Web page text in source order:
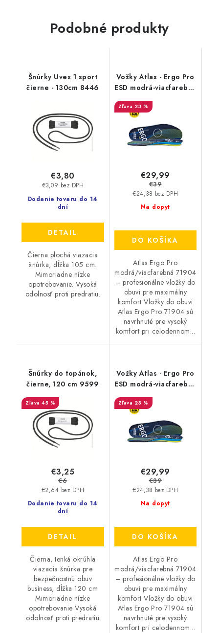
Podobné produkty
Šnúrky Uvex 1 sport
čierne - 130cm 8446
Dodanie tovaru do 14
dní
€3,09 bez DPH
€3,80
DETAIL
Čierna plochá viazacia
šnúrka, dĺžka 105 cm.
Mimoriadne nízke
opotrebovanie. Vysoká
odolnosť proti predratiu.
Vožky Atlas - Ergo Pro
ESD modrá-viacfarebná
47-48 71904
23 %
Na dopyt
€24,38 bez DPH
€29,99
€39
DO KOŠÍKA
Atlas Ergo Pro
modrá/viacfarebná 71904
– profesionálne vložky do
obuvi pre maximálny
komfort Vložky do obuvi
Atlas Ergo Pro 71904 sú
navrhnuté pre vysoký
komfort pri celodennom...
Šnúrky do topánok,
čierne, 120 cm 9599
45 %
Dodanie tovaru do 14
dní
€2,64 bez DPH
€3,25
€6
DETAIL
Čierna, tenká okrúhla
viazacia šnúrka pre
bezpečnostnú obuv
business, dĺžka 120 cm
Mimoriadne nízke
opotrebovanie Vysoká
odolnosť proti predratiu
Vožky Atlas - Ergo Pro
ESD modrá-viacfarebná
44-46 71904
23 %
Na dopyt
€24,38 bez DPH
€29,99
€39
DO KOŠÍKA
Atlas Ergo Pro
modrá/viacfarebná 71904
– profesionálne vložky do
obuvi pre maximálny
komfort Vložky do obuvi
Atlas Ergo Pro 71904 sú
navrhnuté pre vysoký
komfort pri celodennom...